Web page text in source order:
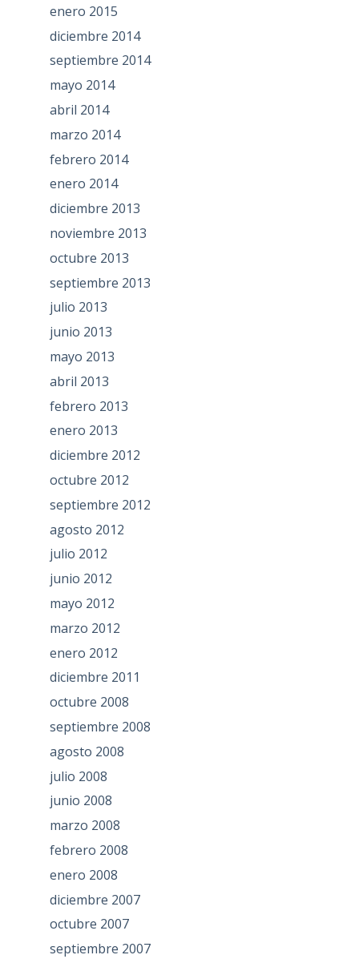
enero 2015
diciembre 2014
septiembre 2014
mayo 2014
abril 2014
marzo 2014
febrero 2014
enero 2014
diciembre 2013
noviembre 2013
octubre 2013
septiembre 2013
julio 2013
junio 2013
mayo 2013
abril 2013
febrero 2013
enero 2013
diciembre 2012
octubre 2012
septiembre 2012
agosto 2012
julio 2012
junio 2012
mayo 2012
marzo 2012
enero 2012
diciembre 2011
octubre 2008
septiembre 2008
agosto 2008
julio 2008
junio 2008
marzo 2008
febrero 2008
enero 2008
diciembre 2007
octubre 2007
septiembre 2007